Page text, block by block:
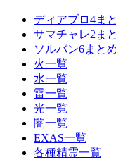
ディアブロ4ま
サマチャレ2ま
ソルバン6まと
火一覧
水一覧
雷一覧
光一覧
闇一覧
EXAS一覧
各種精霊一覧